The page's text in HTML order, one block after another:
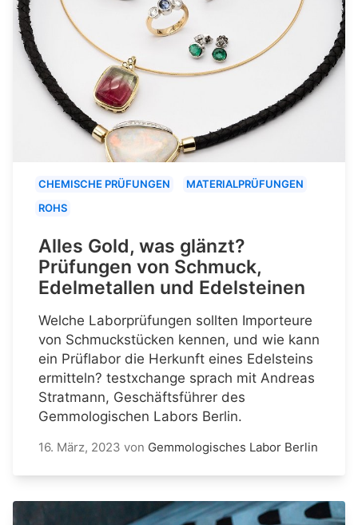
CHEMISCHE PRÜFUNGEN
MATERIALPRÜFUNGEN
ROHS
Alles Gold, was glänzt?
Prüfungen von Schmuck,
Edelmetallen und Edelsteinen
Welche Laborprüfungen sollten Importeure
von Schmuckstücken kennen, und wie kann
ein Prüflabor die Herkunft eines Edelsteins
ermitteln? testxchange sprach mit Andreas
Stratmann, Geschäftsführer des
Gemmologischen Labors Berlin.
16. März, 2023 von Gemmologisches Labor Berlin